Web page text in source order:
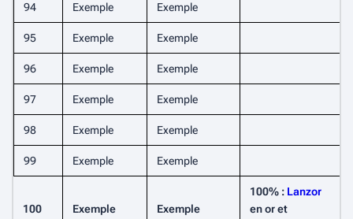
94 Exemple Exemple
95 Exemple Exemple
96 Exemple Exemple
97 Exemple Exemple
98 Exemple Exemple
99 Exemple Exemple
100 Exemple Exemple
100% : Lanzor
en or et